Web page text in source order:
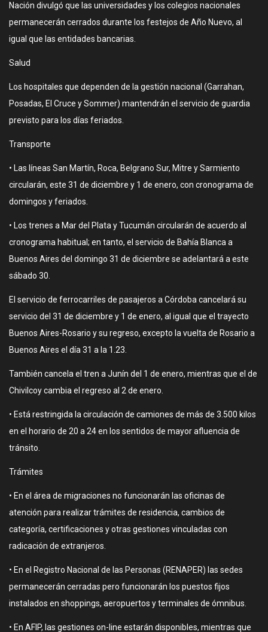
Nación divulgó que las universidades y los colegios nacionales
permanecerán cerrados durante los festejos de Año Nuevo, al
igual que las entidades bancarias.
Salud
Los hospitales que dependen de la gestión nacional (Garrahan,
Posadas, El Cruce y Sommer) mantendrán el servicio de guardia
previsto para los días feriados.
Transporte
• Las líneas San Martín, Roca, Belgrano Sur, Mitre y Sarmiento
circularán, este 31 de diciembre y 1 de enero, con cronograma de
domingos y feriados.
• Los trenes a Mar del Plata y Tucumán circularán de acuerdo al
cronograma habitual; en tanto, el servicio de Bahía Blanca a
Buenos Aires del domingo 31 de diciembre se adelantará a este
sábado 30.
El servicio de ferrocarriles de pasajeros a Córdoba cancelará su
servicio del 31 de diciembre y 1 de enero, al igual que el trayecto
Buenos Aires-Rosario y su regreso, excepto la vuelta de Rosario a
Buenos Aires el día 31 a la 1.23.
También cancela el tren a Junín del 1 de enero, mientras que el de
Chivilcoy cambia el regreso al 2 de enero.
• Está restringida la circulación de camiones de más de 3.500 kilos
en el horario de 20 a 24 en los sentidos de mayor afluencia de
tránsito.
Trámites
• En el área de migraciones no funcionarán las oficinas de
atención para realizar trámites de residencia, cambios de
categoría, certificaciones y otras gestiones vinculadas con
radicación de extranjeros.
• En el Registro Nacional de las Personas (RENAPER) las sedes
permanecerán cerradas pero funcionarán los puestos fijos
instalados en shoppings, aeropuertos y terminales de ómnibus.
• En AFIP, las gestiones on-line estarán disponibles, mientras que